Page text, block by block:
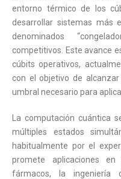
entorno térmico de los
desarrollar sistemas más
denominados
competitivos. Este avance
cúbits operativos,
con el objetivo de
umbral necesario para
La computación cuántica
múltiples estados
habitualmente por el
promete aplicaciones
fármacos, la ingeniería